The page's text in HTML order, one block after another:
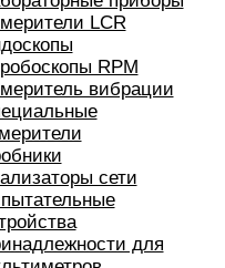
LCR
RPM
вибрации
сети
для